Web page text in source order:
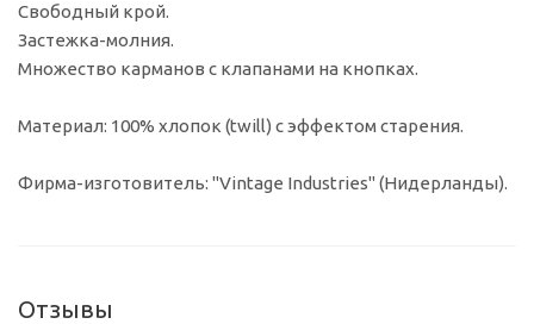
Свободный крой.
Застежка-молния.
Множество карманов с клапанами на кнопках.
Материал: 100% хлопок (twill) с эффектом старения.
Фирма-изготовитель: "Vintage Industries" (Нидерланды).
Отзывы